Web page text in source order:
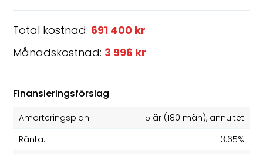
Total kostnad: 691 400 kr
Månadskostnad: 3 996 kr
Finansieringsförslag
Amorteringsplan: 15 år(180 mån), annuitet
Ränta:
3.65%